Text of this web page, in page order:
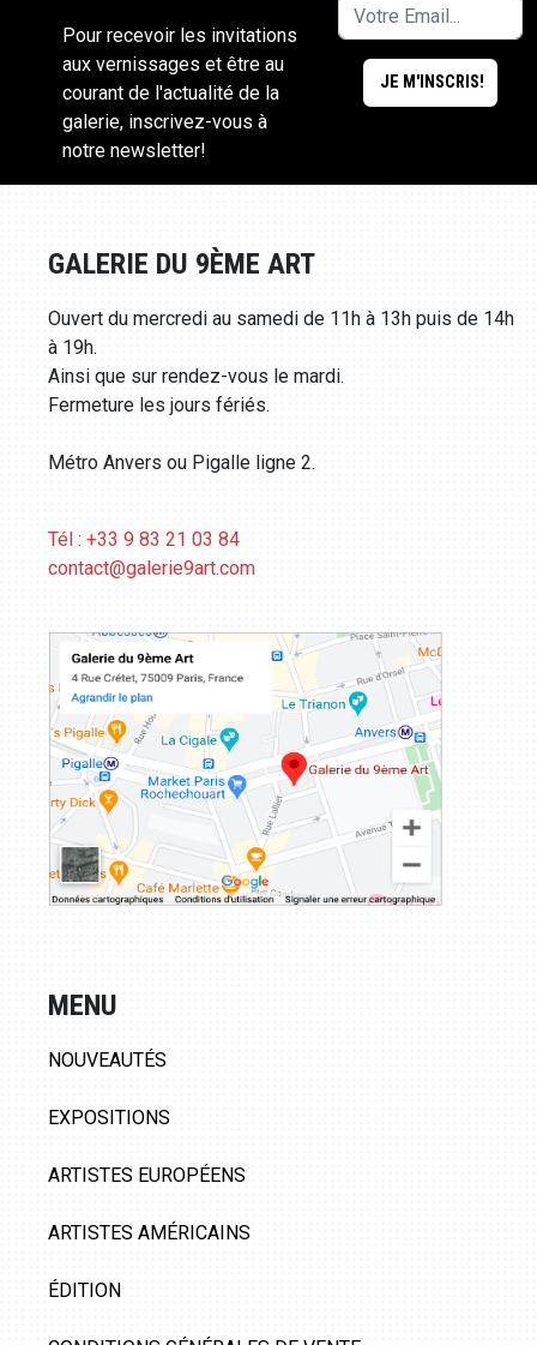
Pour recevoir les invitations
aux vernissages et être au
courant de l'actualité de la
galerie, inscrivez-vous à
notre newsletter!
GALERIE DU 9ÈME ART
Ouvert du mercredi au samedi de 11h à 13h puis de 14h
à 19h.
Ainsi que sur rendez-vous le mardi.
Fermeture les jours fériés.
Métro Anvers ou Pigalle ligne 2.
Tél : +33 9 83 21 03 84
contact@galerie9art.com
MENU
NOUVEAUTÉS
EXPOSITIONS
ARTISTES EUROPÉENS
ARTISTES AMÉRICAINS
ÉDITION